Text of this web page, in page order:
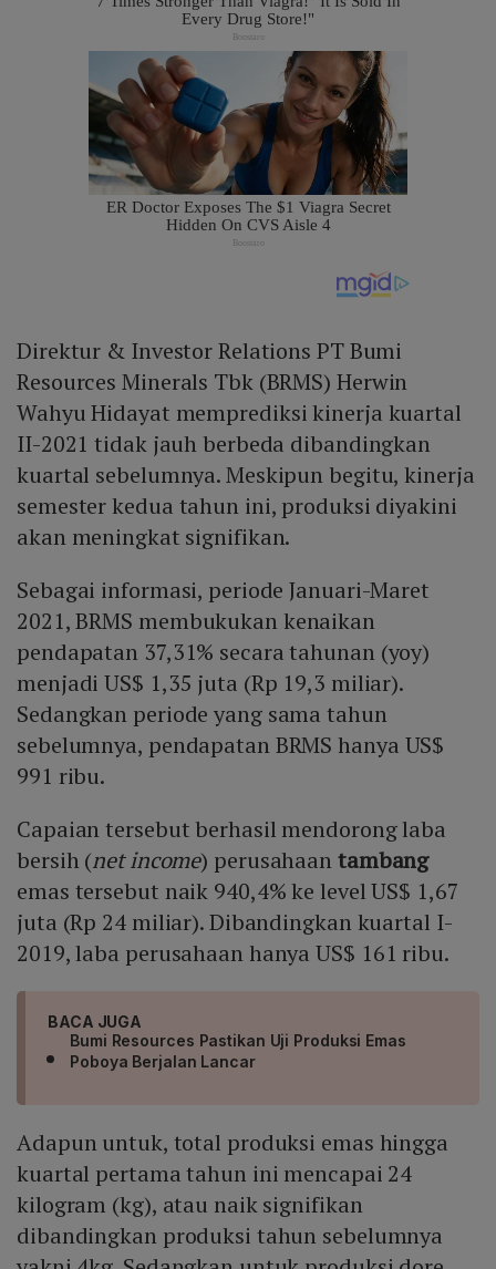
Direktur & Investor Relations PT Bumi
Resources Minerals Tbk (BRMS) Herwin
Wahyu Hidayat memprediksi kinerja kuartal
II-2021 tidak jauh berbeda dibandingkan
kuartal sebelumnya. Meskipun begitu, kinerja
semester kedua tahun ini, produksi diyakini
akan meningkat signifikan.
Sebagai informasi, periode Januari-Maret
2021, BRMS membukukan kenaikan
pendapatan 37,31% secara tahunan (yoy)
menjadi US$ 1,35 juta (Rp 19,3 miliar).
Sedangkan periode yang sama tahun
sebelumnya, pendapatan BRMS hanya US$
991 ribu.
Capaian tersebut berhasil mendorong laba
bersih (net income) perusahaan tambang
emas tersebut naik 940,4% ke level US$ 1,67
juta (Rp 24 miliar). Dibandingkan kuartal I-
2019, laba perusahaan hanya US$ 161 ribu.
BACA JUGA
Bumi Resources Pastikan Uji Produksi Emas
Poboya Berjalan Lancar
Adapun untuk, total produksi emas hingga
kuartal pertama tahun ini mencapai 24
kilogram (kg), atau naik signifikan
dibandingkan produksi tahun sebelumnya